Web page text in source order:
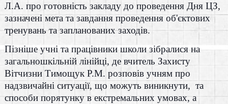
Л.А. про готовність закладу до проведення Дня ЦЗ,
зазначені мета та завдання проведення об'єктових
тренувань та запланованих заходів.
Пізніше учні та працівники школи зібралися на
загальношкільній лінійці, де вчитель Захисту
Вітчизни Тимощук Р.М. розповів учням про
надзвичайні ситуації, що можуть виникнути, та
способи порятунку в екстремальних умовах, а